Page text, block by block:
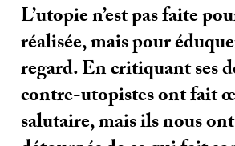
L’utopie n’est pas faite
réalisée, mais pour
regard. En critiquant ses
contre-utopistes ont fait
salutaire, mais ils nous